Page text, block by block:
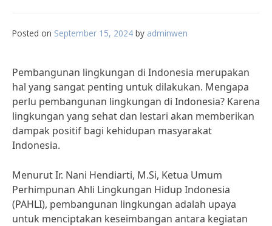
Posted on September 15, 2024 by adminwen
Pembangunan lingkungan di Indonesia merupakan
hal yang sangat penting untuk dilakukan. Mengapa
perlu pembangunan lingkungan di Indonesia? Karena
lingkungan yang sehat dan lestari akan memberikan
dampak positif bagi kehidupan masyarakat
Indonesia.
Menurut Ir. Nani Hendiarti, M.Si, Ketua Umum
Perhimpunan Ahli Lingkungan Hidup Indonesia
(PAHLI), pembangunan lingkungan adalah upaya
untuk menciptakan keseimbangan antara kegiatan